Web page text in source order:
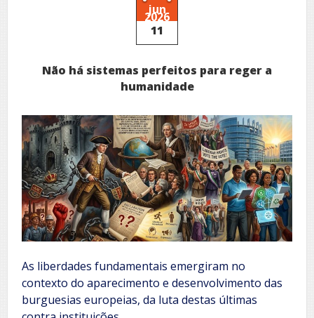
jun
2026
11
Não há sistemas perfeitos para reger a
humanidade
As liberdades fundamentais emergiram no
contexto do aparecimento e desenvolvimento das
burguesias europeias, da luta destas últimas